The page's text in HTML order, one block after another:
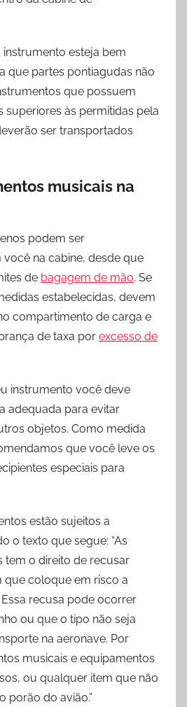
esteja bem
que partes pontiagudas não
que possuem
superiores às permitidas pela
ser transportados
musicais na
podem ser
na cabine, desde que
de bagagem de mão. Se
estabelecidas, devem
compartimento de carga e
de taxa por excesso de
instrumento você deve
adequada para evitar
objetos. Como medida
que você leve os
especiais para
estão sujeitos a
o texto que segue: “As
tem o direito de recusar
coloque em risco a
recusa pode ocorrer
ou que o tipo não seja
na aeronave. Por
musicais e equipamentos
ou qualquer item que não
porão do avião.”